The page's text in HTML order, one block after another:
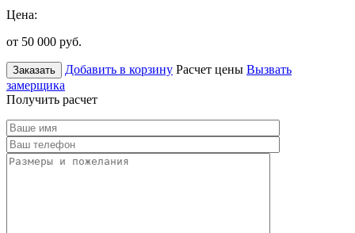
Цена:
от 50 000 руб.
Заказать Добавить в корзину Расчет цены Вызвать
замерщика
Получить расчет